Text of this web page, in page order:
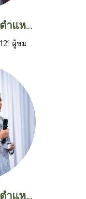
งานเลี้ยงฉลองขึ้นตำแหน่งแชร์แมนของคุณหมอนุสรี ศิริพัฒน์ (2)
ผู้ชม
งานเลี้ยงฉลองขึ้นตำแหน่งแชร์แมนของคุณหมอนุสรี ศิริพัฒน์ (1)